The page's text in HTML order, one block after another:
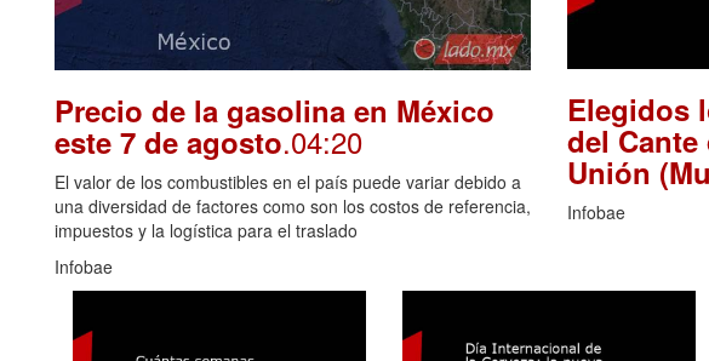
Precio de la gasolina en México
este 7 de agosto.04:20
El valor de los combustibles en el país puede variar debido a
una diversidad de factores como son los costos de referencia,
impuestos y la logística para el traslado
Infobae
Elegidos
del
Unión
Infobae